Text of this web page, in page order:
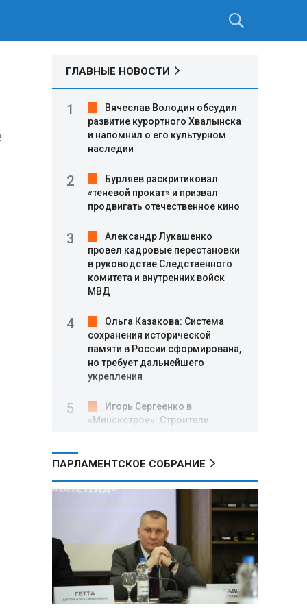
ГЛАВНЫЕ НОВОСТИ
Вячеслав Володин обсудил
развитие курортного Хвалынска
и напомнил о его культурном
наследии
Бурляев раскритиковал
«теневой прокат» и призвал
продвигать отечественное кино
Александр Лукашенко
провел кадровые перестановки
в руководстве Следственного
комитета и внутренних войск
МВД
Ольга Казакова: Система
сохранения исторической
памяти в России сформирована,
но требует дальнейшего
укрепления
Игорь Сергеенко в
«Минскстрое»: Строители
в улучшении охраны труда
МИД РФ: Поездка
Зеленского в США не принесла
ожидаемых результатов
Белорусские школьники
собрали первые «космические»
томаты из семян, побывавших
на орбите
ПАРЛАМЕНТСКОЕ СОБРАНИЕ